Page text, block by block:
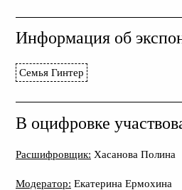
Информация об
Семья Гинтер
В оцифровке
Расшифровщик: Хасанова Полина
Модератор: Екатерина Ермохина